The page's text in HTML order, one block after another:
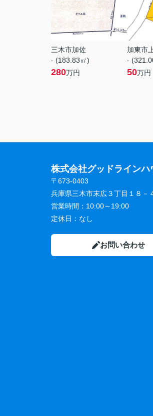
三木市加佐
- (183.83㎡)
280万円
加東市
-
50万円
株式会社グッドライン
〒673-0403
兵庫県三木市末広３丁目１８－
営業時間： 10:00～19:00
定休日： なし
お問い合わせ